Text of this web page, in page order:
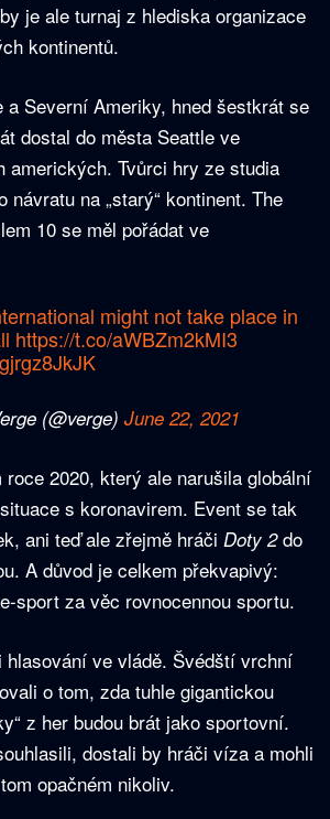
je ale turnaj z hlediska organizace
kontinentů.
a Severní Ameriky, hned šestkrát se
dostal do města Seattle ve
amerických. Tvůrci hry ze studia
návratu na „starý“ kontinent. The
10 se měl pořádat ve
might not take place in
https://t.co/aWBZm2kMI3
(@verge) June 22, 2021
2020, který ale narušila globální
s koronavirem. Event se tak
ani teď ale zřejmě hráči Doty 2do
A důvod je celkem překvapivý:
sport za věc rovnocennou sportu.
hlasování ve vládě. Švédští vrchní
o tom, zda tuhle gigantickou
z her budou brát jako sportovní.
dostali by hráči víza a mohli
opačném nikoliv.